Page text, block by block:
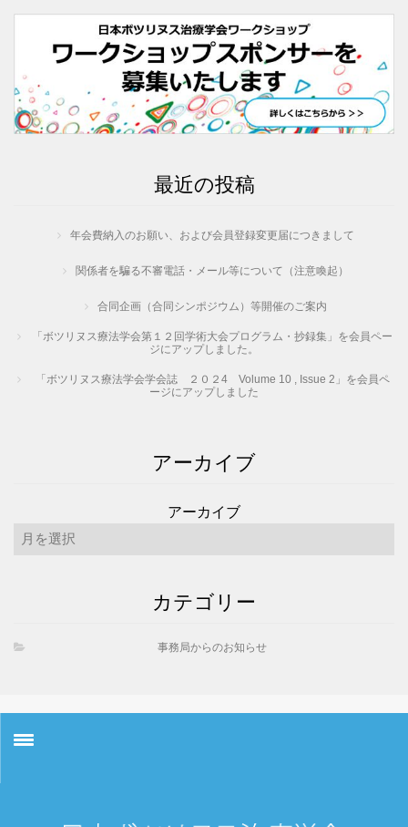
最近の投稿
年会費納入のお願い、および会員登録変更届につきまして
関係者を騙る不審電話・メール等について（注意喚起）
合同企画（合同シンポジウム）等開催のご案内
「ボツリヌス療法学会第１２回学術大会プログラム・抄録集」を会員ペー
ジにアップしました。
「ボツリヌス療法学会学会誌 ２０２4 Volume 10 , Issue 2」を会員ペ
ージにアップしました
アーカイブ
アーカイブ
カテゴリー
事務局からのお知らせ